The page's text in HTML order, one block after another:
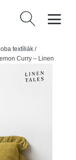
Keresés:
textíliák /
Curry – Linen